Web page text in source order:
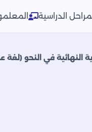
الدراسية
النهائية في النحو (لغة